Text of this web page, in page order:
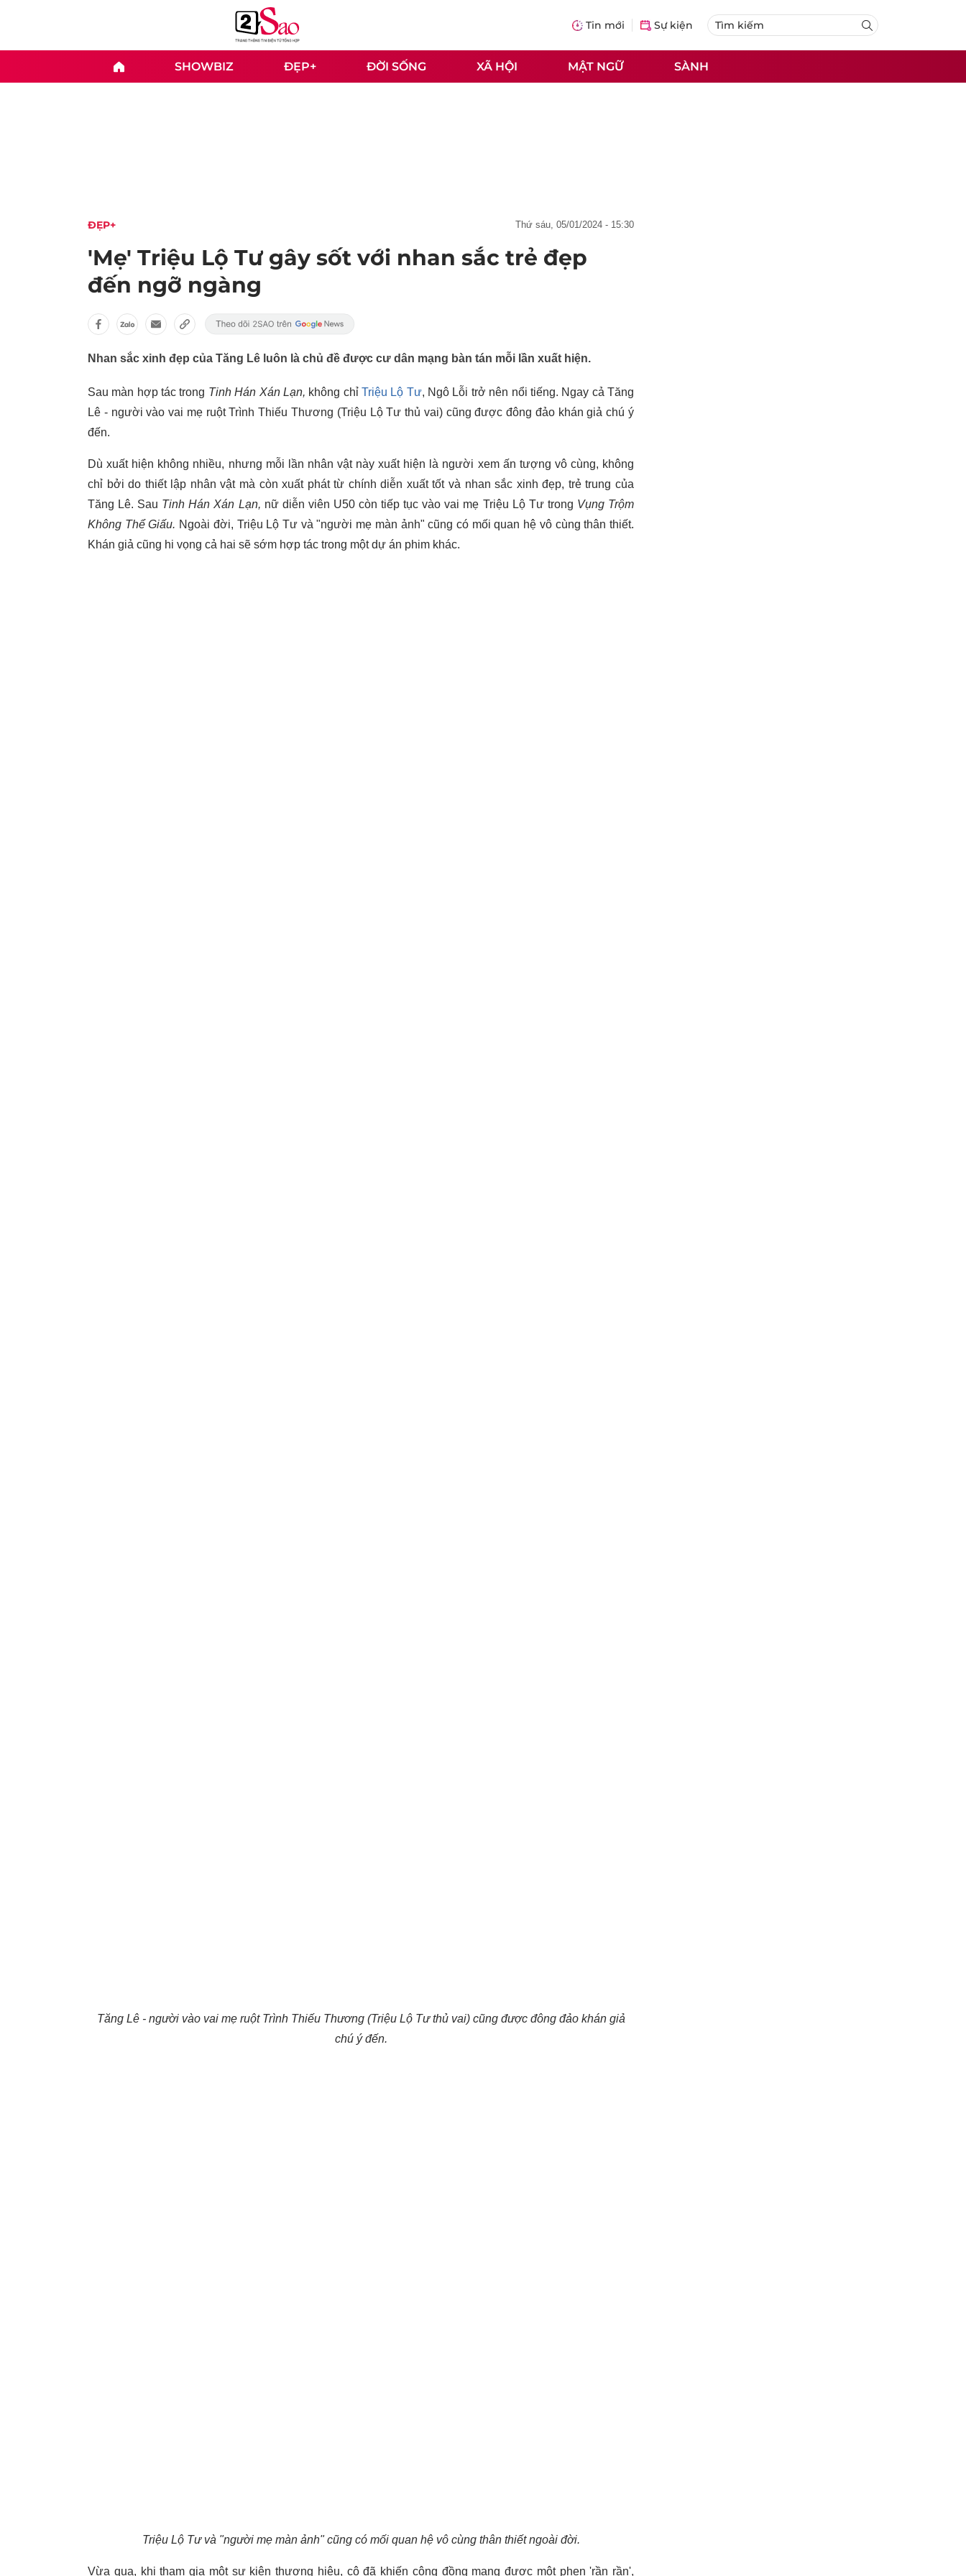
Tin mới Sự kiện
SHOWBIZ ĐẸP+ ĐỜI SỐNG XÃ HỘI MẬT NGỮ SÀNH
ĐẸP+ thứ sáu, 05/01/2024 - 15:30
'Mẹ' Triệu Lộ Tư gây sốt với nhan sắc trẻ đẹp
đến ngỡ ngàng
Nhan sắc xinh đẹp của Tăng Lê luôn là chủ đề được cư dân mạng bàn tán mỗi lần xuất hiện.
Sau màn hợp tác trong Tinh Hán Xán Lạn, không chỉTriệu Lộ Tư, Ngô Lỗi trở nên nổi tiếng. Ngay cả Tăng
Lê - người vào vai mẹ ruột Trình Thiếu Thương (Triệu Lộ Tư thủ vai) cũng được đông đảo khán giả chú ý
đến.
Dù xuất hiện không nhiều, nhưng mỗi lần nhân vật này xuất hiện là người xem ấn tượng vô cùng, không
chỉ bởi do thiết lập nhân vật mà còn xuất phát từ chính diễn xuất tốt và nhan sắc xinh đẹp, trẻ trung của
Tăng Lê. Sau Tinh Hán Xán Lạn, nữ diễn viên U50 còn tiếp tục vào vai mẹ Triệu Lộ Tư trong Vụng Trộm
Không Thể Giấu. Ngoài đời, Triệu Lộ Tư và "người mẹ màn ảnh" cũng có mối quan hệ vô cùng thân thiết.
Khán giả cũng hi vọng cả hai sẽ sớm hợp tác trong một dự án phim khác.
Tăng Lê - người vào vai mẹ ruột Trình Thiếu Thương (Triệu Lộ Tư thủ vai) cũng được đông đảo khán giả
chú ý đến.
Triệu Lộ Tư và "người mẹ màn ảnh" cũng có mối quan hệ vô cùng thân thiết ngoài đời.
Vừa qua, khi tham gia một sự kiện thương hiệu, cô đã khiến cộng đồng mạng được một phen 'rần rần',